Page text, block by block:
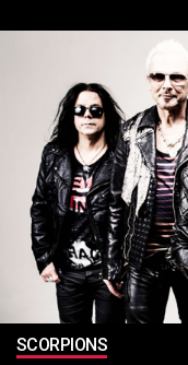
SCORPIONS